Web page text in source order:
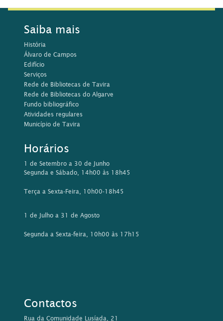
Saiba mais
História
Álvaro de Campos
Edifício
Serviços
Rede de Bibliotecas de Tavira
Rede de Bibliotecas do Algarve
Fundo bibliográfico
Atividades regulares
Município de Tavira
Horários
1 de Setembro a 30 de Junho
Segunda e Sábado, 14h00 às 18h45
Terça a Sexta-Feira, 10h00-18h45
1 de Julho a 31 de Agosto
Segunda a Sexta-feira, 10h00 às 17h15
Contactos
Rua da Comunidade Lusíada, 21